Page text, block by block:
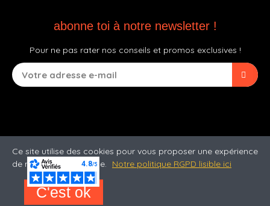
abonne toi à notre newsletter !
Pour ne pas rater nos conseils et promos exclusives !
Ce site utilise des cookies pour vous proposer une expérience
de navigation optimale.
Notre politique RGPD lisible ici
C'est ok